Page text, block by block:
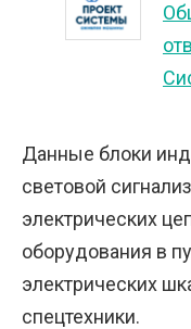
Данные блоки
световой
электрических
оборудования в
электрических
спецтехники.